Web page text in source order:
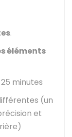
.
éléments
minutes
(un
et